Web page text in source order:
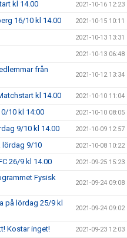
kl 14.00 2021-10-16 12:23
16/10 kl 14.00 2021-10-15 10:11
2021-10-13 13:31
2021-10-13 06:48
från
2021-10-12 13:34
kl 14.00 2021-10-10 11:04
10 kl 14:00 2021-10-10 08:05
9/10 kl 14.00 2021-10-09 12:57
lördag 9/10 2021-10-08 10:22
26/9 kl 14.00 2021-09-25 15:23
Fysisk
2021-09-24 09:08
på lördag 25/9 kl
2021-09-24 09:02
Kostar inget! 2021-09-23 12:03